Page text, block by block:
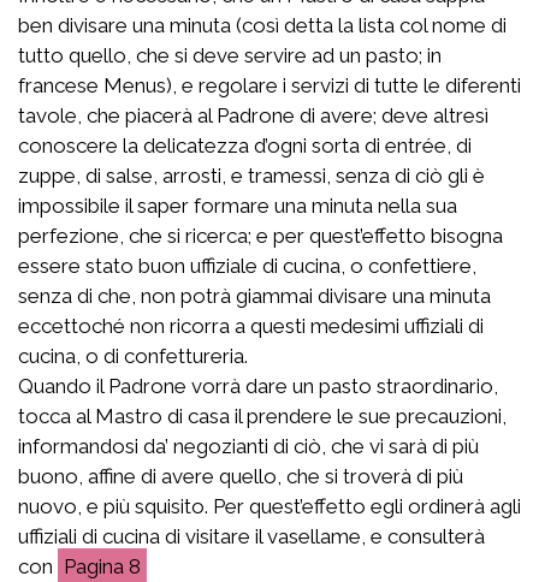
ben divisare una minuta (così detta la lista col nome di
tutto quello, che si deve servire ad un pasto; in
francese Menus), e regolare i servizi di tutte le diferenti
tavole, che piacerà al Padrone di avere; deve altresì
conoscere la delicatezza d’ogni sorta di entrée, di
zuppe, di salse, arrosti, e tramessi, senza di ciò gli è
impossibile il saper formare una minuta nella sua
perfezione, che si ricerca; e per quest’effetto bisogna
essere stato buon uffiziale di cucina, o confettiere,
senza di che, non potrà giammai divisare una minuta
eccettoché non ricorra a questi medesimi uffiziali di
cucina, o di confettureria.
Quando il Padrone vorrà dare un pasto straordinario,
tocca al Mastro di casa il prendere le sue precauzioni,
informandosi da’ negozianti di ciò, che vi sarà di più
buono, affine di avere quello, che si troverà di più
nuovo, e più squisito. Per quest’effetto egli ordinerà agli
uffiziali di cucina di visitare il vasellame, e consulterà
con
8